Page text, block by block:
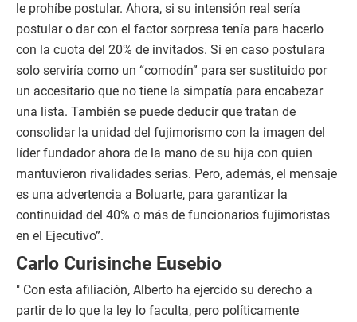
le prohíbe postular. Ahora, si su intensión real sería
postular o dar con el factor sorpresa tenía para hacerlo
con la cuota del 20% de invitados. Si en caso postulara
solo serviría como un “comodín” para ser sustituido por
un accesitario que no tiene la simpatía para encabezar
una lista. También se puede deducir que tratan de
consolidar la unidad del fujimorismo con la imagen del
líder fundador ahora de la mano de su hija con quien
mantuvieron rivalidades serias. Pero, además, el mensaje
es una advertencia a Boluarte, para garantizar la
continuidad del 40% o más de funcionarios fujimoristas
en el Ejecutivo”.
Carlo Curisinche Eusebio
" Con esta afiliación, Alberto ha ejercido su derecho a
partir de lo que la ley lo faculta, pero políticamente